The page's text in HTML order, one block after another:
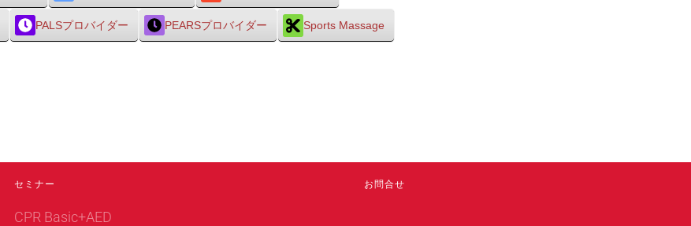
PALSプロバイダー PEARSプロバイダー Sports Massage
セミナー
CPR Basic+AED
お問合せ